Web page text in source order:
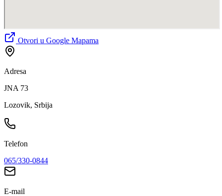
Otvori u Google Mapama
Adresa
JNA 73
Lozovik, Srbija
Telefon
065/330-0844
E-mail